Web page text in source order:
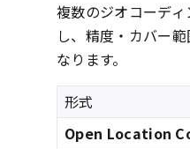
複数のジオコーデ
し、精度・カバー
なります。
形式
Open Location